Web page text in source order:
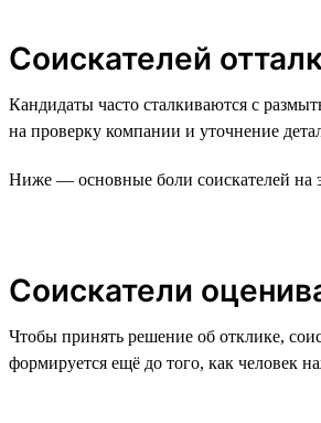
Соискателей
Кандидаты часто сталкиваются с
на проверку компании и уточнение
Ниже — основные боли соискателей на
Соискатели
Чтобы принять решение об отклике,
формируется ещё до того, как человек